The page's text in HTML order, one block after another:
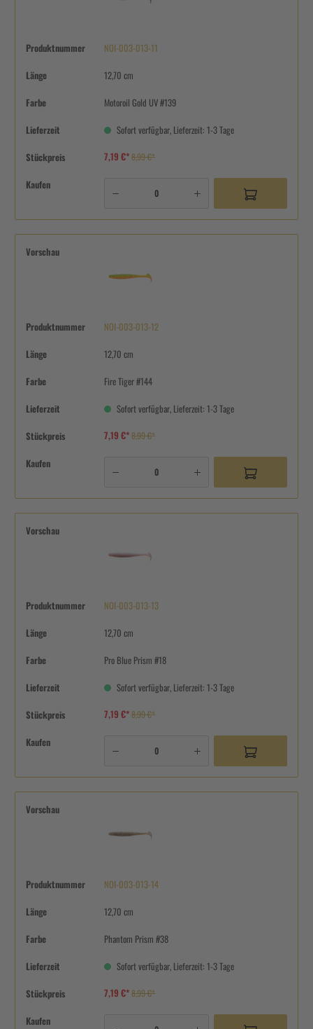
Produktnummer NOI-003-013-11
Länge 12,70 cm
Farbe Motoroil Gold UV #139
Lieferzeit Sofort verfügbar, Lieferzeit: 1-3 Tage
Stückpreis 7,19 €*8,99 €*
Kaufen
Vorschau
Produktnummer NOI-003-013-12
Länge 12,70 cm
Farbe Fire Tiger #144
Lieferzeit Sofort verfügbar, Lieferzeit: 1-3 Tage
Stückpreis 7,19 €*8,99 €*
Kaufen
Vorschau
Produktnummer NOI-003-013-13
Länge 12,70 cm
Farbe Pro Blue Prism #18
Lieferzeit Sofort verfügbar, Lieferzeit: 1-3 Tage
Stückpreis 7,19 €*8,99 €*
Kaufen
Vorschau
Produktnummer NOI-003-013-14
Länge 12,70 cm
Farbe Phantom Prism #38
Lieferzeit Sofort verfügbar, Lieferzeit: 1-3 Tage
Stückpreis 7,19 €*8,99 €*
Kaufen